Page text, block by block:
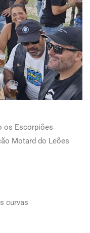
os Escorpiões
Motard do Leões
curvas